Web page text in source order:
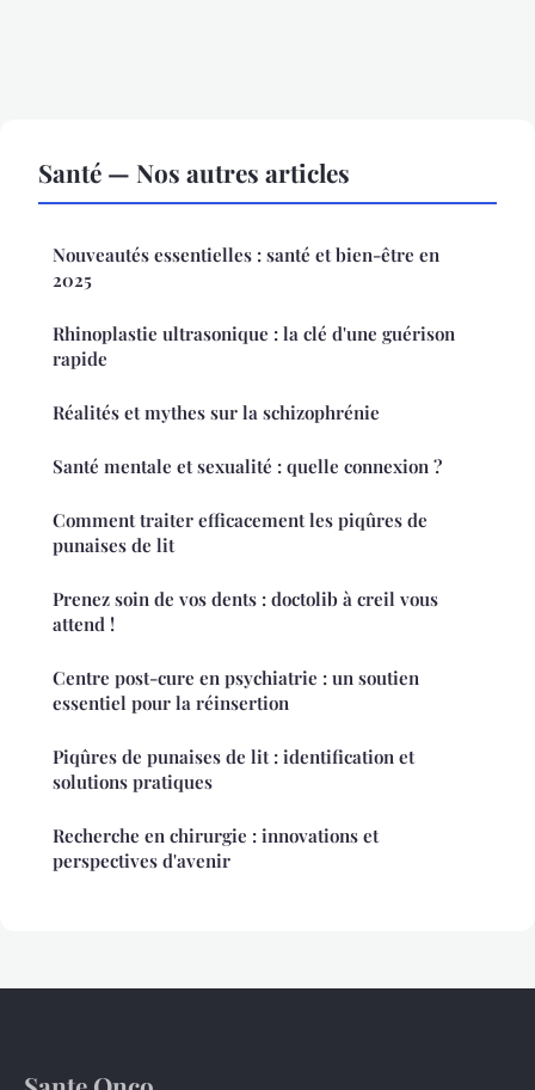
Santé — Nos autres articles
Nouveautés essentielles : santé et bien-être en
2025
Rhinoplastie ultrasonique : la clé d'une guérison
rapide
Réalités et mythes sur la schizophrénie
Santé mentale et sexualité : quelle connexion ?
Comment traiter efficacement les piqûres de
punaises de lit
Prenez soin de vos dents : doctolib à creil vous
attend !
Centre post-cure en psychiatrie : un soutien
essentiel pour la réinsertion
Piqûres de punaises de lit : identification et
solutions pratiques
Recherche en chirurgie : innovations et
perspectives d'avenir